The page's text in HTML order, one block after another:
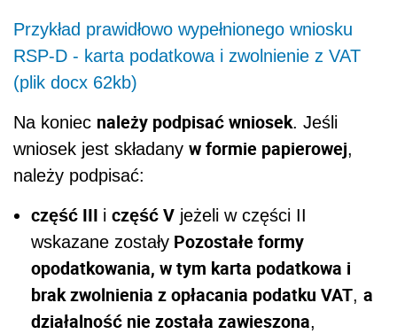
Przykład prawidłowo wypełnionego wniosku
RSP-D - karta podatkowa i zwolnienie z VAT
(plik docx 62kb)
Na koniec należy podpisać wniosek. Jeśli
wniosek jest składany w formie papierowej,
należy podpisać:
część III i część V jeżeli w części II
wskazane zostały Pozostałe formy
opodatkowania, w tym karta podatkowa i
brak zwolnienia z opłacania podatku VAT, a
działalność nie została zawieszona,